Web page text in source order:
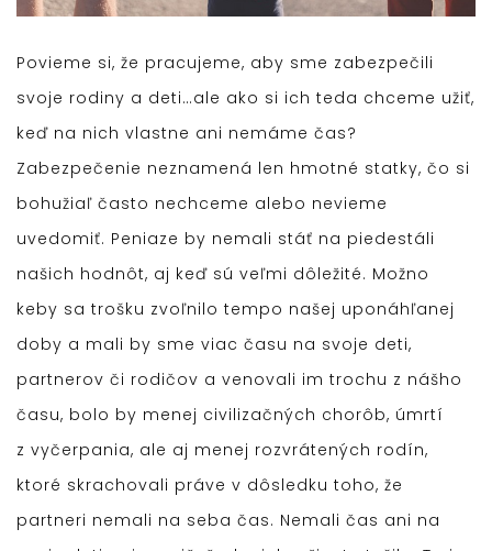
Povieme si, že pracujeme, aby sme zabezpečili
svoje rodiny a deti…ale ako si ich teda chceme užiť,
keď na nich vlastne ani nemáme čas?
Zabezpečenie neznamená len hmotné statky, čo si
bohužiaľ často nechceme alebo nevieme
uvedomiť. Peniaze by nemali stáť na piedestáli
našich hodnôt, aj keď sú veľmi dôležité. Možno
keby sa trošku zvoľnilo tempo našej uponáhľanej
doby a mali by sme viac času na svoje deti,
partnerov či rodičov a venovali im trochu z nášho
času, bolo by menej civilizačných chorôb, úmrtí
z vyčerpania, ale aj menej rozvrátených rodín,
ktoré skrachovali práve v dôsledku toho, že
partneri nemali na seba čas. Nemali čas ani na